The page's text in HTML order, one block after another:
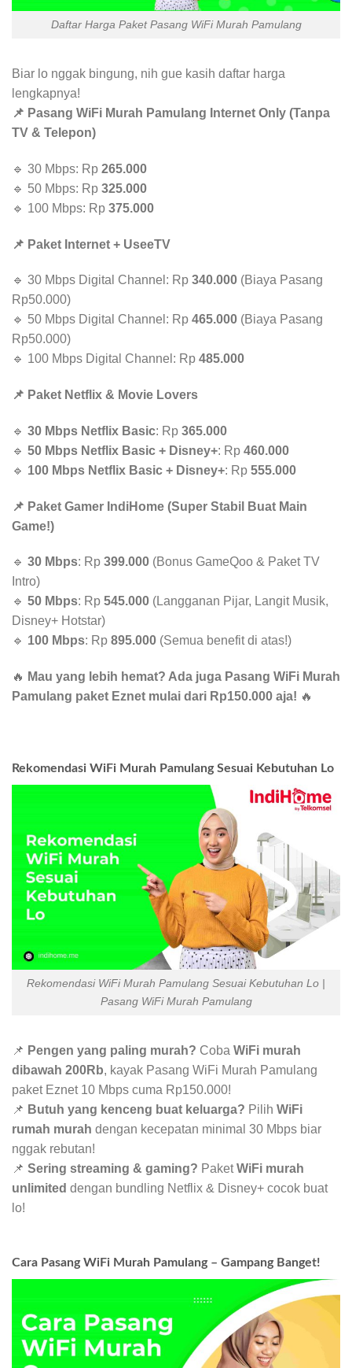
Daftar Harga Paket Pasang WiFi Murah Pamulang
Biar lo nggak bingung, nih gue kasih daftar harga
lengkapnya!
📌 Pasang WiFi Murah Pamulang Internet Only (Tanpa
TV & Telepon)
🔹 30 Mbps: Rp 265.000
🔹 50 Mbps: Rp 325.000
🔹 100 Mbps: Rp 375.000
📌 Paket Internet + UseeTV
🔹 30 Mbps Digital Channel: Rp 340.000 (Biaya Pasang
Rp50.000)
🔹 50 Mbps Digital Channel: Rp 465.000 (Biaya Pasang
Rp50.000)
🔹 100 Mbps Digital Channel: Rp 485.000
📌 Paket Netflix & Movie Lovers
🔹 30 Mbps Netflix Basic: Rp 365.000
🔹 50 Mbps Netflix Basic + Disney+: Rp 460.000
🔹 100 Mbps Netflix Basic + Disney+: Rp 555.000
📌 Paket Gamer IndiHome (Super Stabil Buat Main
Game!)
🔹 30 Mbps: Rp 399.000 (Bonus GameQoo & Paket TV
Intro)
🔹 50 Mbps: Rp 545.000 (Langganan Pijar, Langit Musik,
Disney+ Hotstar)
🔹 100 Mbps: Rp 895.000 (Semua benefit di atas!)
🔥 Mau yang lebih hemat? Ada juga Pasang WiFi Murah
Pamulang paket Eznet mulai dari Rp150.000 aja! 🔥
Rekomendasi WiFi Murah Pamulang Sesuai Kebutuhan Lo
Rekomendasi WiFi Murah Pamulang Sesuai Kebutuhan Lo |
Pasang WiFi Murah Pamulang
📌 Pengen yang paling murah? Coba WiFi murah
dibawah 200Rb, kayak Pasang WiFi Murah Pamulang
paket Eznet 10 Mbps cuma Rp150.000!
📌 Butuh yang kenceng buat keluarga? Pilih WiFi
rumah murah dengan kecepatan minimal 30 Mbps biar
nggak rebutan!
📌 Sering streaming & gaming? PaketWiFi murah
unlimited dengan bundling Netflix & Disney+ cocok buat
lo!
Cara Pasang WiFi Murah Pamulang – Gampang Banget!